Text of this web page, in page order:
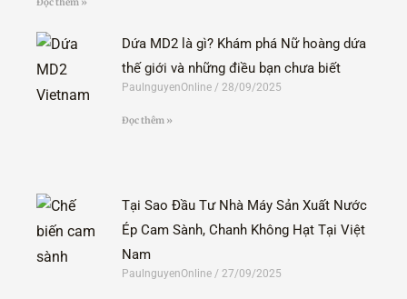
Đọc thêm »
Dứa MD2 là gì? Khám phá Nữ hoàng dứa
thế giới và những điều bạn chưa biết
PaulnguyenOnline 28/09/2025
Đọc thêm »
Tại Sao Đầu Tư Nhà Máy Sản Xuất Nước
Ép Cam Sành, Chanh Không Hạt Tại Việt
Nam
PaulnguyenOnline 27/09/2025